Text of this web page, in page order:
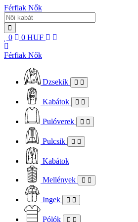
Férfiak Nők
0 0 HUF
Férfiak Nők
Dzsekik
Kabátok
Pulóverek
Pulcsik
Kabátok
Mellények
Ingek
Pólók